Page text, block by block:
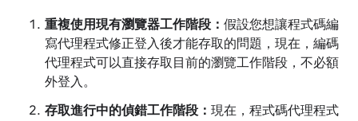
重複使用現有瀏覽器工作階段： 假設您想讓程式碼編
寫代理程式修正登入後才能存取的問題，現在，編碼
代理程式可以直接存取目前的瀏覽工作階段，不必額
外登入。
存取進行中的偵錯工作階段： 現在，程式碼代理程式